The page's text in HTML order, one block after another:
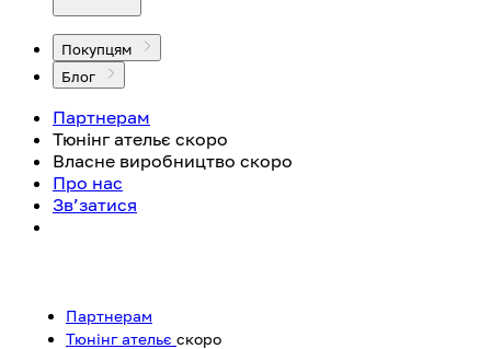
Покупцям
Блог
Партнерам
Тюнінг ательє скоро
Власне виробництво скоро
Про нас
Зв’затися
Партнерам
Тюнінг ательє скоро